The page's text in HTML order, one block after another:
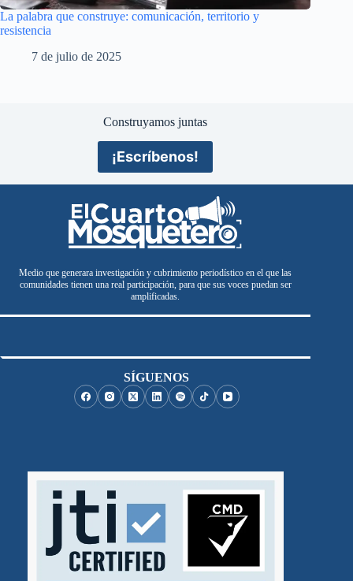
La palabra que construye: comunicación, territorio y
resistencia
7 de julio de 2025
Construyamos juntas
¡Escríbenos!
Medio que generara investigación y cubrimiento periodístico en el que las
comunidades tienen una real participación, para que sus voces puedan ser
amplificadas.
SÍGUENOS